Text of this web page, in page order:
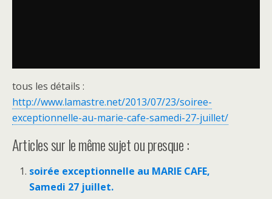
tous les détails :
http://www.lamastre.net/2013/07/23/soiree-
exceptionnelle-au-marie-cafe-samedi-27-juillet/
Articles sur le même sujet ou presque :
soirée exceptionnelle au MARIE CAFE,
Samedi 27 juillet.